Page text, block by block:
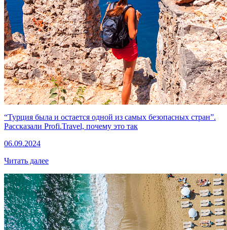
“Турция была и остается одной из самых безопасных стран”.
Рассказали Profi.Travel, почему это так
06.09.2024
Читать далее